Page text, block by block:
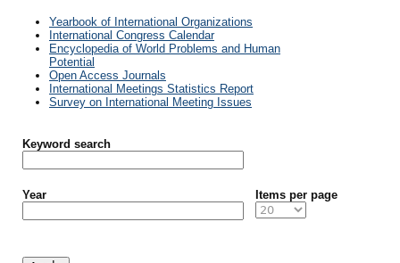
Yearbook of International Organizations
International Congress Calendar
Encyclopedia of World Problems and Human
Potential
Open Access Journals
International Meetings Statistics Report
Survey on International Meeting Issues
Keyword search
Year Items per page